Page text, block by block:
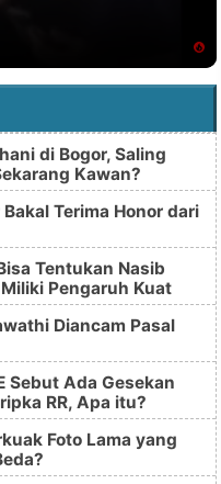
di Bogor, Saling
Kawan?
Terima Honor dari
Tentukan Nasib
Pengaruh Kuat
Diancam Pasal
Sebut Ada Gesekan
RR, Apa itu?
Foto Lama yang